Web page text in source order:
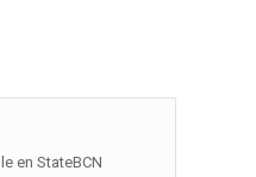
en StateBCN